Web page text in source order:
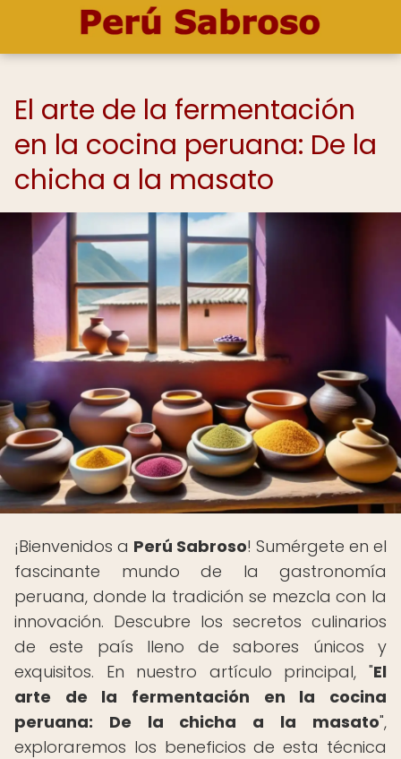
El arte de la fermentación
en la cocina peruana: De la
chicha a la masato
¡Bienvenidos a Perú Sabroso! Sumérgete en el
fascinante mundo de la gastronomía
peruana, donde la tradición se mezcla con la
innovación. Descubre los secretos culinarios
de este país lleno de sabores únicos y
exquisitos. En nuestro artículo principal, "El
arte de la fermentación en la cocina
peruana: De la chicha a la masato",
exploraremos los beneficios de esta técnica